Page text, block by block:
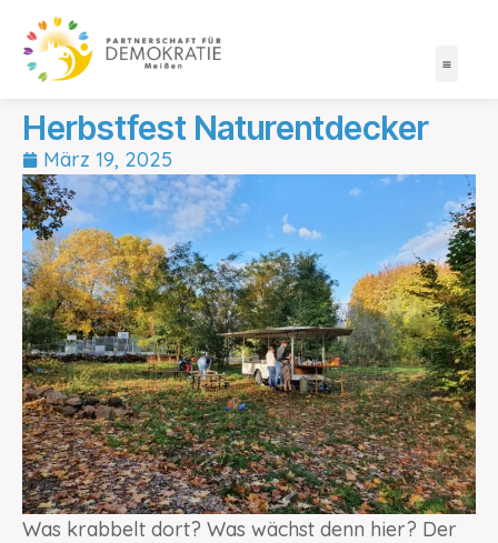
Herbstfest Naturentdecker
März 19, 2025
Was krabbelt dort? Was wächst denn hier? Der